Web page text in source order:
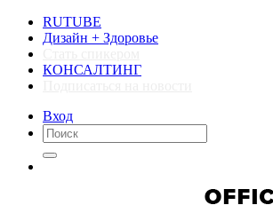
RUTUBE
Дизайн + Здоровье
КОНСАЛТИНГ
Вход